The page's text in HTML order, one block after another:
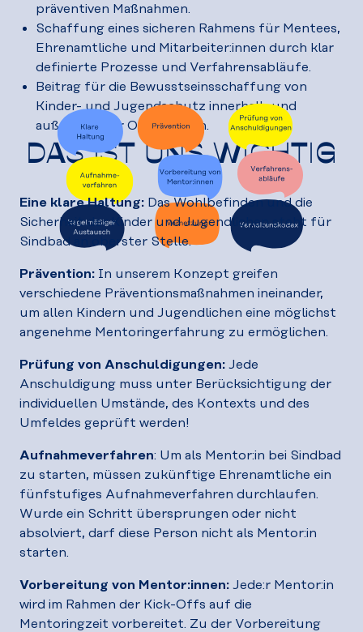
präventiven Maßnahmen.
Schaffung eines sicheren Rahmens für Mentees,
Ehrenamtliche und Mitarbeiter:innen durch klar
definierte Prozesse und Verfahrensabläufe.
Beitrag für die Bewusstseinsschaffung von
Kinder- und Jugendschutz innerhalb und
außerhalb der Organisation.
DAS IST UNS WICHTIG
Eine klare Haltung: Das Wohlbefinden und die
Sicherheit der Kinder und Jugendlichen steht für
Sindbad an oberster Stelle.
Prävention: In unserem Konzept greifen
verschiedene Präventionsmaßnahmen ineinander,
um allen Kindern und Jugendlichen eine möglichst
angenehme Mentoringerfahrung zu ermöglichen.
Prüfung von Anschuldigungen: Jede
Anschuldigung muss unter Berücksichtigung der
individuellen Umstände, des Kontexts und des
Umfeldes geprüft werden!
Aufnahmeverfahren: Um als Mentor:in bei Sindbad
zu starten, müssen zukünftige Ehrenamtliche ein
fünfstufiges Aufnahmeverfahren durchlaufen.
Wurde ein Schritt übersprungen oder nicht
absolviert, darf diese Person nicht als Mentor:in
starten.
Vorbereitung von Mentor:innen: Jede:r Mentor:in
wird im Rahmen der Kick-Offs auf die
Mentoringzeit vorbereitet. Zu der Vorbereitung